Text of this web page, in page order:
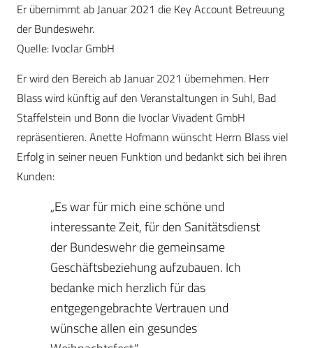
Er übernimmt ab Januar 2021 die Key Account Betreuung
der Bundeswehr.
Quelle: Ivoclar GmbH
Er wird den Bereich ab Januar 2021 übernehmen. Herr
Blass wird künftig auf den Veranstaltungen in Suhl, Bad
Staffelstein und Bonn die Ivoclar Vivadent GmbH
repräsentieren. Anette Hofmann wünscht Herrn Blass viel
Erfolg in seiner neuen Funktion und bedankt sich bei ihren
Kunden:
„Es war für mich eine schöne und
interessante Zeit, für den Sanitätsdienst
der Bundeswehr die gemeinsame
Geschäftsbeziehung aufzubauen. Ich
bedanke mich herzlich für das
entgegengebrachte Vertrauen und
wünsche allen ein gesundes